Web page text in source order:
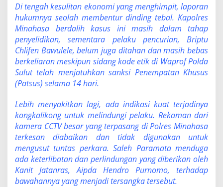
s
i
D
i
c
u
r
i
R
k
a
n
S
e
j
w
a
t
Di tengah kesulitan ekonomi yang menghimpit, laporan
hukumnya seolah membentur dinding tebal. Kapolres
Minahasa berdalih kasus ini masih dalam tahap
penyelidikan, sementara pelaku pencurian, Briptu
Chlifen Bawulele, belum juga ditahan dan masih bebas
berkeliaran meskipun sidang kode etik di Waprof Polda
Sulut telah menjatuhkan sanksi Penempatan Khusus
(Patsus) selama 14 hari.
Lebih menyakitkan lagi, ada indikasi kuat terjadinya
kongkalikong untuk melindungi pelaku. Rekaman dari
kamera CCTV besar yang terpasang di Polres Minahasa
terkesan diabaikan dan tidak digunakan untuk
mengusut tuntas perkara. Saleh Paramata menduga
ada keterlibatan dan perlindungan yang diberikan oleh
Kanit Jatanras, Aipda Hendro Purnomo, terhadap
bawahannya yang menjadi tersangka tersebut.